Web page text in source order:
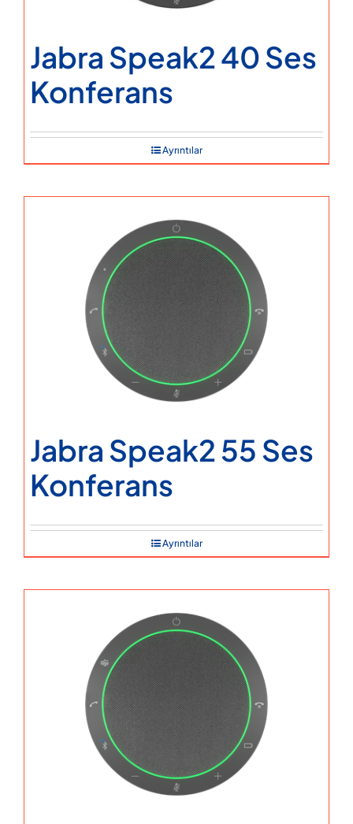
Jabra Speak2 40 Ses
Konferans
Ayrıntılar
Jabra Speak2 55 Ses
Konferans
Ayrıntılar